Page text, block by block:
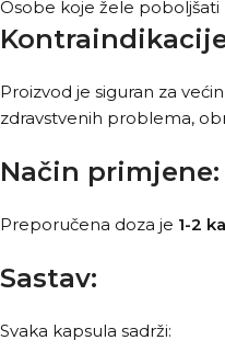
Osobe koje žele
Proizvod je siguran za
zdravstvenih problema,
Način primjene:
Preporučena doza je 1-2
Sastav:
Svaka kapsula sadrži: